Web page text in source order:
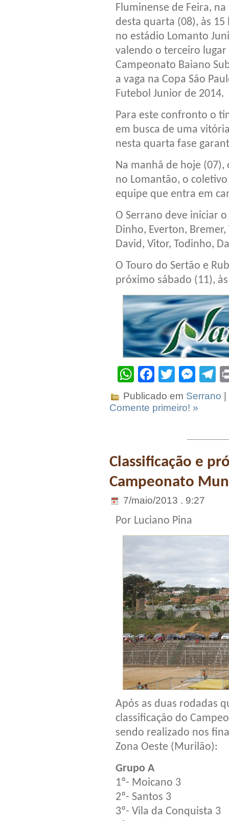
Fluminense de Feira,
desta quarta (08), às 15
no estádio Lomanto
valendo o terceiro lugar
Campeonato Baiano
a vaga na Copa São
Futebol Junior de 2014.
Para este confronto o
em busca de uma
nesta quarta fase
Na manhã de hoje
no Lomantão, o
equipe que entra em
O Serrano deve iniciar
Dinho, Everton,
David, Vitor, Todinho,
O Touro do Sertão e
próximo sábado (11),
WhatsApp
Facebook
Twitter
Publicado em Serrano
Comente primeiro! »
Classificação e
Campeonato
7/maio/2013 . 9:27
Por Luciano Pina
Após as duas rodadas
classificação do
sendo realizado nos
Zona Oeste (Murilão):
Grupo A
1º- Moicano 3
2º- Santos 3
3º- Vila da Conquista 3